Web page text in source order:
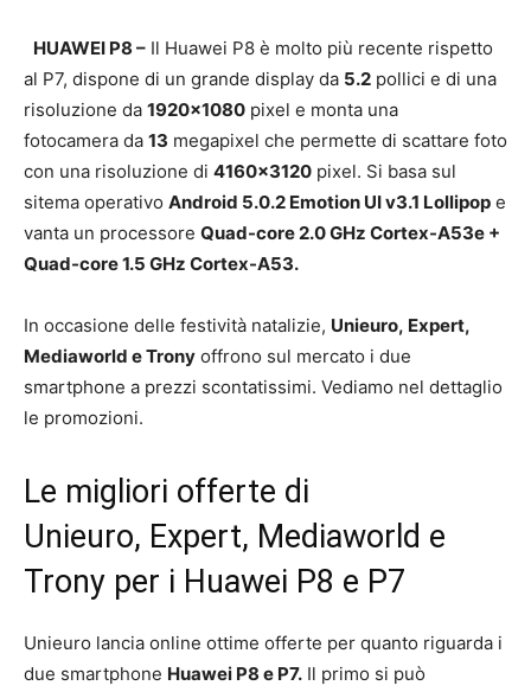
HUAWEI P8 – Il Huawei P8 è molto più recente rispetto
al P7, dispone di un grande display da 5.2 pollici e di una
risoluzione da 1920×1080 pixel e monta una
fotocamera da 13 megapixel che permette di scattare foto
con una risoluzione di 4160×3120 pixel. Si basa sul
sitema operativo Android 5.0.2 Emotion UI v3.1 Lollipop e
vanta un processore Quad-core 2.0 GHz Cortex-A53e +
Quad-core 1.5 GHz Cortex-A53.
In occasione delle festività natalizie, Unieuro, Expert,
Mediaworld e Trony offrono sul mercato i due
smartphone a prezzi scontatissimi. Vediamo nel dettaglio
le promozioni.
Le migliori offerte di
Unieuro, Expert, Mediaworld e
Trony per i Huawei P8 e P7
Unieuro lancia online ottime offerte per quanto riguarda i
due smartphone Huawei P8 e P7. Il primo si può